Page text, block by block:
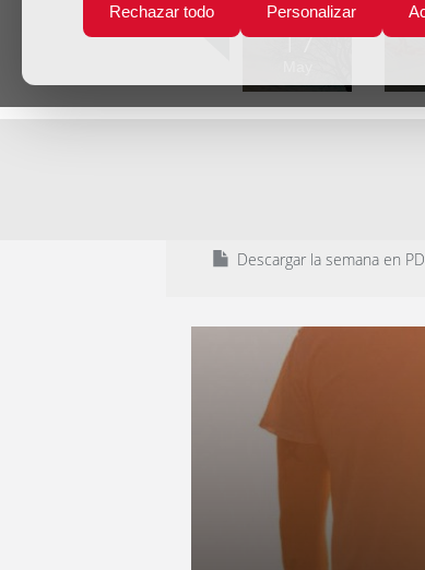
Rechazar todo Personalizar
Lun
17
Descargar la semana en